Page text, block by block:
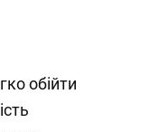
обійти